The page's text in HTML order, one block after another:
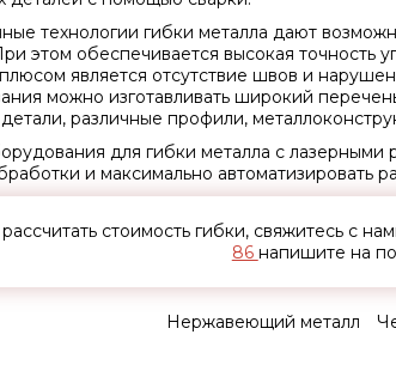
технологии гибки металла дают
этом обеспечивается высокая точность
является отсутствие швов и
можно изготавливать широкий
различные профили,
для гибки металла с
и максимально автоматизировать
стоимость гибки, свяжитесь с
86 напишите на
Нержавеющий металл